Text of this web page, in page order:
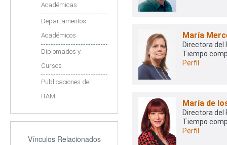
María
Directora del
Tiempo
Perfil
María de
Directora del
Tiempo
Perfil
Académicas
Departamentos
Académicos
Diplomados y
Cursos
Publicaciones del
ITAM
Vínculos Relacionados